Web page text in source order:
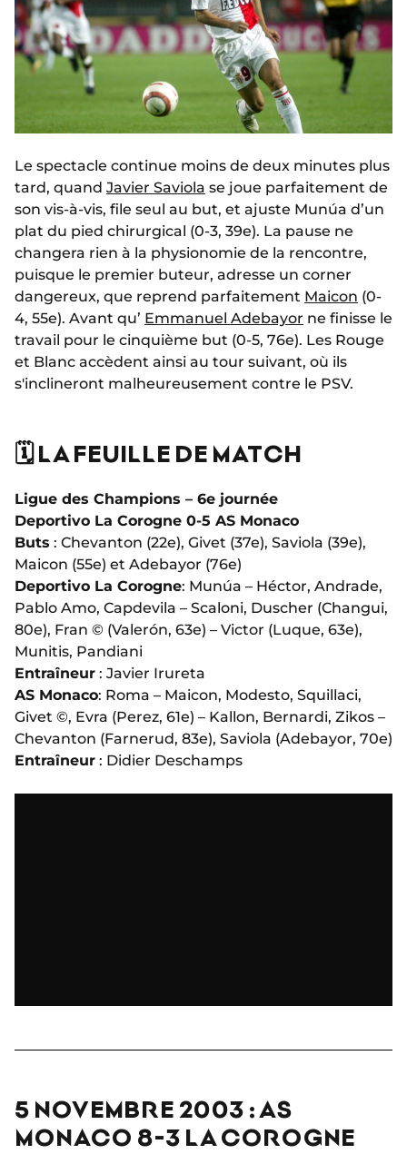
Le spectacle continue moins de deux minutes plus
tard, quand Javier Saviola se joue parfaitement de
son vis-à-vis, file seul au but, et ajuste Munúa d’un
plat du pied chirurgical (0-3, 39e). La pause ne
changera rien à la physionomie de la rencontre,
puisque le premier buteur, adresse un corner
dangereux, que reprend parfaitement Maicon (0-
4, 55e). Avant qu’ Emmanuel Adebayor ne finisse le
travail pour le cinquième but (0-5, 76e). Les Rouge
et Blanc accèdent ainsi au tour suivant, où ils
s'inclineront malheureusement contre le PSV.
🗓️ LA FEUILLE DE MATCH
Ligue des Champions – 6e journée
Deportivo La Corogne 0-5 AS Monaco
Buts : Chevanton (22e), Givet (37e), Saviola (39e),
Maicon (55e) et Adebayor (76e)
Deportivo La Corogne: Munúa – Héctor, Andrade,
Pablo Amo, Capdevila – Scaloni, Duscher (Changui,
80e), Fran © (Valerón, 63e) – Victor (Luque, 63e),
Munitis, Pandiani
Entraîneur : Javier Irureta
AS Monaco: Roma – Maicon, Modesto, Squillaci,
Givet ©, Evra (Perez, 61e) – Kallon, Bernardi, Zikos –
Chevanton (Farnerud, 83e), Saviola (Adebayor, 70e)
Entraîneur : Didier Deschamps
5 NOVEMBRE 2003 : AS
MONACO 8-3 LA COROGNE